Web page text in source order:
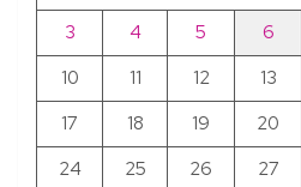
3
4 5 6
10
11 12 13
17
18 19 20
24
25 26 27